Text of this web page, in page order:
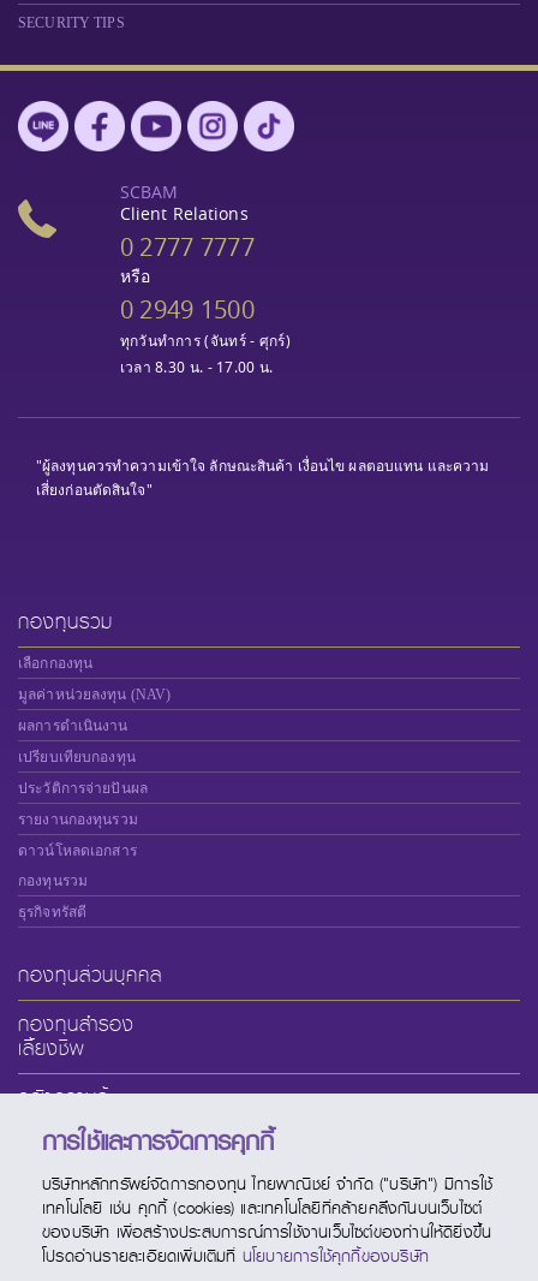
SECURITY TIPS
SCBAM
Client Relations
0 2777 7777
หรือ
0 2949 1500
ทุกวันทำการ (จันทร์ - ศุกร์)
เวลา 8.30 น. - 17.00 น.
"ผู้ลงทุนควรทำความเข้าใจ ลักษณะสินค้า เงื่อนไข ผลตอบแทน และความ
เสี่ยงก่อนตัดสินใจ"
กองทุนรวม
เลือกกองทุน
มูลค่าหน่วยลงทุน (NAV)
ผลการดำเนินงาน
เปรียบเทียบกองทุน
ประวัติการจ่ายปันผล
รายงานกองทุนรวม
ดาวน์โหลดเอกสาร
กองทุนรวม
ธุรกิจทรัสตี
กองทุนส่วนบุคคล
กองทุนสำรอง
เลี้ยงชีพ
คลังความรู้
เกี่ยวกับ SCBAM
บริการออนไลน์
ช่องทางบริการ
การใช้และการจัดการคุกกี้
บริษัทหลักทรัพย์จัดการกองทุน ไทยพาณิชย์ จำกัด ("บริษัท") มีการใช้
เทคโนโลยี เช่น คุกกี้ (cookies) และเทคโนโลยีที่คล้ายคลึงกันบนเว็บไซต์
ของบริษัท เพื่อสร้างประสบการณ์การใช้งานเว็บไซต์ของท่านให้ดียิ่งขึ้น
โปรดอ่านรายละเอียดเพิ่มเติมที่ นโยบายการใช้คุกกี้ของบริษัท